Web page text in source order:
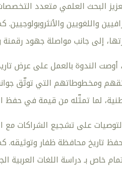
البحث العلمي متعدد
واللغويين
إلى جانب مواصلة جهود
الندوة بالعمل على عرض
ومخطوطاتهم التي توثّق
لما تمثّله من قيمة في حفظ
على تشجيع الشراكات مع
تاريخ محافظة ظفار
خاص بـ دراسة اللغات